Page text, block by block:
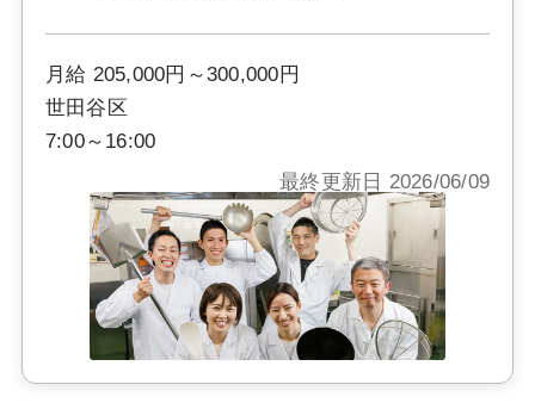
月給 205,000円～300,000円
世田谷区
7:00～16:00
最終更新日 2026/06/09